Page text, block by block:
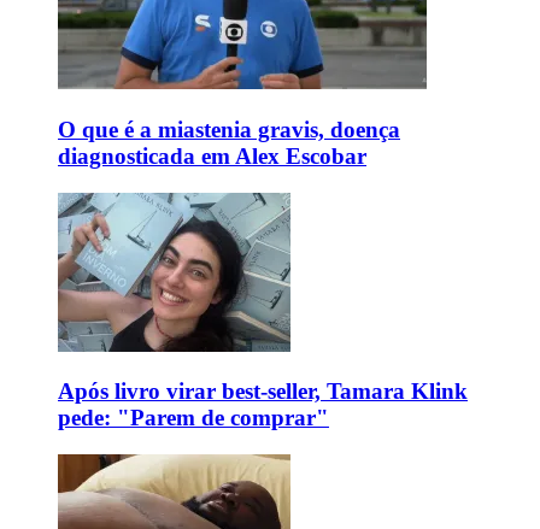
O que é a miastenia gravis, doença
diagnosticada em Alex Escobar
Após livro virar best-seller, Tamara Klink
pede: "Parem de comprar"